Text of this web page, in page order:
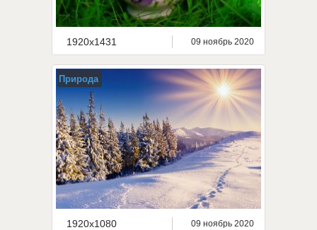
1920x1431 09 ноябрь 2020
Природа
1920x1080 09 ноябрь 2020